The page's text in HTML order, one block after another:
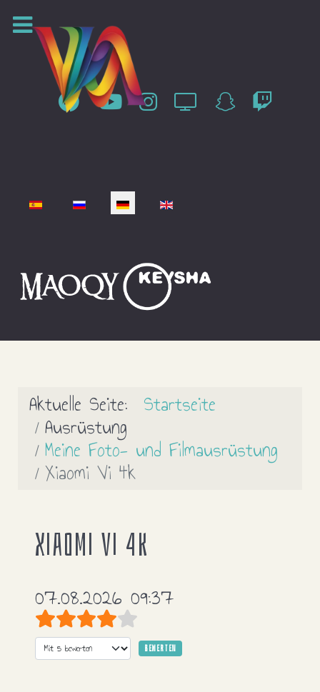
Sprache auswählen
Aktuelle Seite: Startseite
Ausrüstung
Meine Foto- und Filmausrüstung
Xiaomi Vi 4k
Xiaomi Vi 4k
07.08.2026 09:37
Bewertung:4/
Bitte bewerten